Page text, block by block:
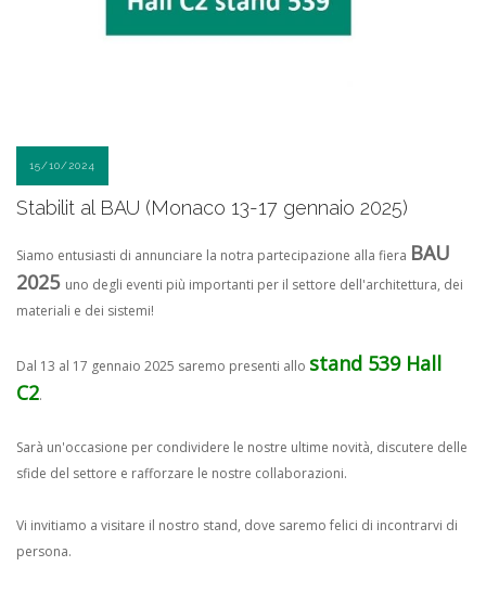
15/10/2024
Stabilit al BAU (Monaco 13-17 gennaio 2025)
Siamo entusiasti di annunciare la notra partecipazione alla fiera BAU
2025 uno degli eventi più importanti per il settore dell'architettura, dei
materiali e dei sistemi!
Dal 13 al 17 gennaio 2025 saremo presenti allo stand 539 Hall
C2.
Sarà un'occasione per condividere le nostre ultime novità, discutere delle
sfide del settore e rafforzare le nostre collaborazioni.
Vi invitiamo a visitare il nostro stand, dove saremo felici di incontrarvi di
persona.